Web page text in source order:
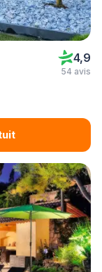
4,9
54 avis